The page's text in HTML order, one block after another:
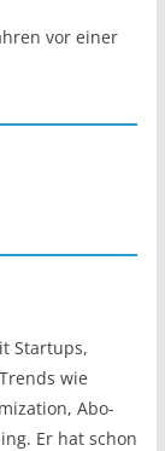
vor einer
Startups,
wie
Abo-
Er hat schon